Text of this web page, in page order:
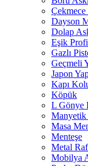
Çekmece
Dayson
Dolap
Eşik
Gazlı
Geçmeli
Japon
Kapı
Köpük
L Gönye
Masa
Menteşe
Metal
Mobilya